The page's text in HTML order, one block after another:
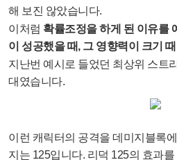
해 보진 않았습니다.
이처럼 확률조정을 하게 된 이유를
이 성공했을 때, 그 영향력이 크기
지난번 예시로 들었던 최상위 스트
대였습니다.
이런 캐릭터의 공격을 데미지블록
지는 125입니다. 리덕 125의 효과